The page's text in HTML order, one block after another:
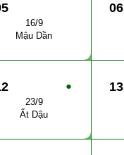
16/9
Mậu Dần
06
●
23/9
Ất Dậu
13